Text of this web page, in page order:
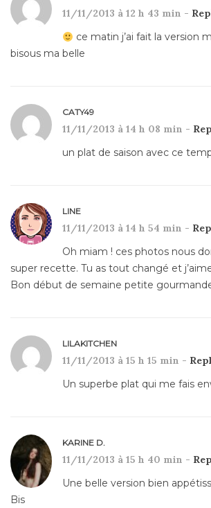
11/11/2013 à 12 h 43 min -
ce matin j’ai fait la version
bisous ma belle
CATY49
11/11/2013 à 14 h 08 min -
un plat de saison avec ce
LINE
11/11/2013 à 14 h 54 min -
Oh miam ! ces photos nous
super recette. Tu as tout changé et
Bon début de semaine petite
LILAKITCHEN
11/11/2013 à 15 h 15 min -
Un superbe plat qui me fais
KARINE D.
11/11/2013 à 15 h 40 min -
Une belle version bien
Bis